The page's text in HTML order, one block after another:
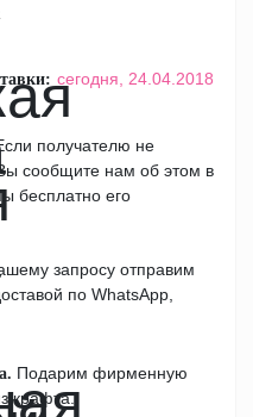
сегодня, 24.04.2018
получателю не
сообщите нам об этом в
бесплатно его
запросу отправим
по WhatsApp,
Подарим фирменную
крафта.